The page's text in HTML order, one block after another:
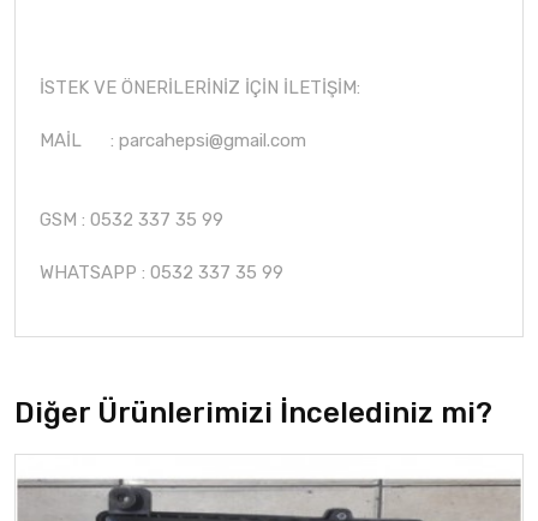
İSTEK VE ÖNERİLERİNİZ İÇİN İLETİŞİM:
MAİL : parcahepsi@gmail.com
GSM : 0532 337 35 99
WHATSAPP : 0532 337 35 99
Diğer Ürünlerimizi İncelediniz mi?